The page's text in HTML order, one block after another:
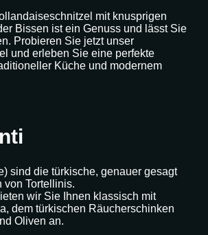
mit knusprigen
Bissen ist ein Genuss und lässt Sie
Probieren Sie jetzt unser
und erleben Sie eine perfekte
Küche und modernem
sind die türkische, genauer gesagt
von Tortellinis.
wir Sie Ihnen klassisch mit
dem türkischen Räucherschinken
Oliven an.